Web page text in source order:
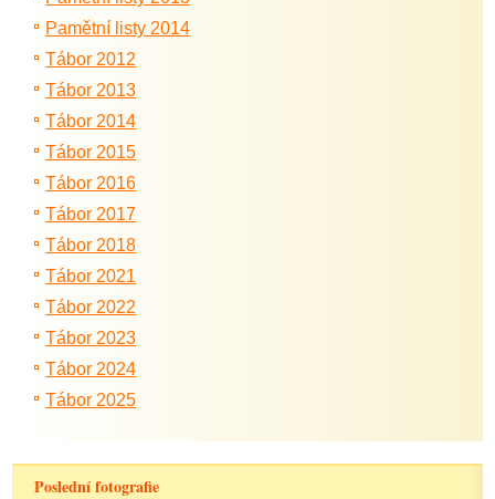
Pamětní listy 2014
Tábor 2012
Tábor 2013
Tábor 2014
Tábor 2015
Tábor 2016
Tábor 2017
Tábor 2018
Tábor 2021
Tábor 2022
Tábor 2023
Tábor 2024
Tábor 2025
Poslední fotografie